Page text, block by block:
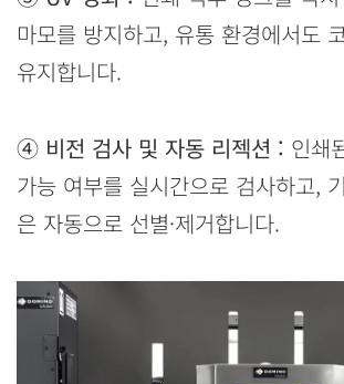
마모를 방지하고, 유통 환경에서도
유지합니다.
④ 비전 검사 및 자동 리젝션 : 인쇄
가능 여부를 실시간으로 검사하고,
은 자동으로 선별·제거합니다.